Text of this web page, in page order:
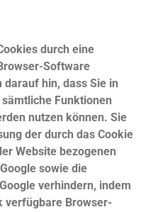
durch eine
Software
hin, dass Sie in
Funktionen
nutzen können. Sie
der durch das Cookie
Website bezogenen
sowie die
verhindern, indem
verfügbare Browser-